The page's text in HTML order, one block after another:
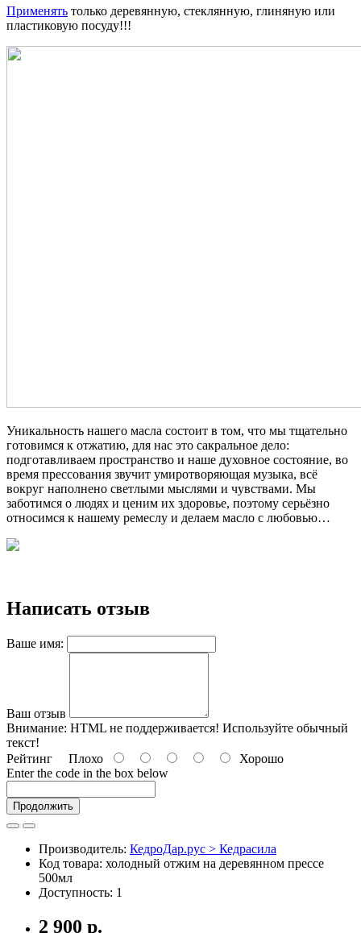
Применять только деревянную, стеклянную, глиняную или
пластиковую посуду!!!
Уникальность нашего масла состоит в том, что мы тщательно
готовимся к отжатию, для нас это сакральное дело:
подготавливаем пространство и наше духовное состояние, во
время прессования звучит умиротворяющая музыка, всё
вокруг наполнено светлыми мыслями и чувствами. Мы
заботимся о людях и ценим их здоровье, поэтому серьёзно
относимся к нашему ремеслу и делаем масло с любовью…
Написать отзыв
Ваше имя:
Ваш отзыв
Внимание: HTML не поддерживается! Используйте обычный
текст!
Рейтинг Плохо
Хорошо
Enter the code in the box below
Продолжить
Производитель: КедроДар.рус > Кедрасила
Код товара: холодный отжим на деревянном прессе
500мл
Доступность: 1
2 900 р.